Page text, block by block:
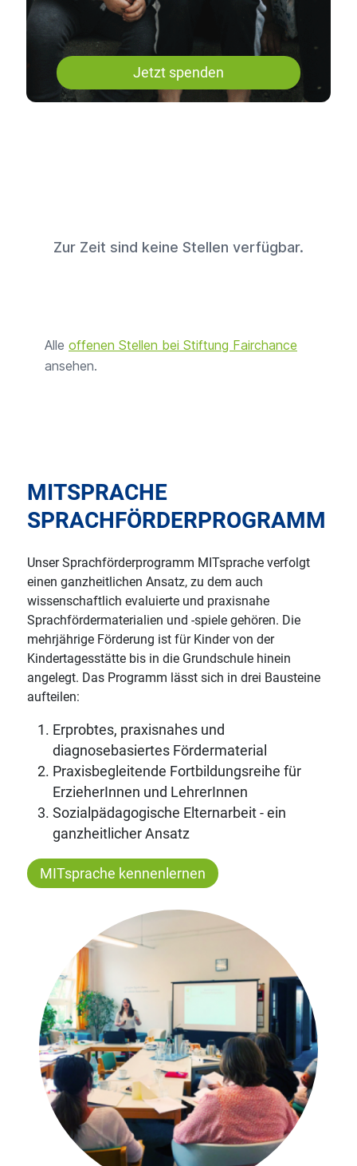
Jetzt spenden
Zur Zeit sind keine Stellen verfügbar.
Alle offenen Stellen bei Stiftung Fairchance
ansehen.
MITSPRACHE
SPRACHFÖRDERPROGRAMM
Unser Sprachförderprogramm MITsprache verfolgt
einen ganzheitlichen Ansatz, zu dem auch
wissenschaftlich evaluierte und praxisnahe
Sprachfördermaterialien und -spiele gehören. Die
mehrjährige Förderung ist für Kinder von der
Kindertagesstätte bis in die Grundschule hinein
angelegt. Das Programm lässt sich in drei Bausteine
aufteilen:
Erprobtes, praxisnahes und
diagnosebasiertes Fördermaterial
Praxisbegleitende Fortbildungsreihe für
ErzieherInnen und LehrerInnen
Sozialpädagogische Elternarbeit - ein
ganzheitlicher Ansatz
MITsprache kennenlernen